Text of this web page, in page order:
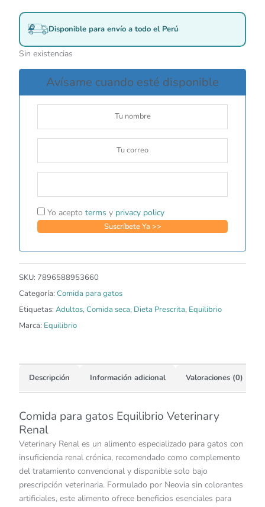
Disponible para envío a todo el Perú
Sin existencias
Avísame cuando esté disponible
Yo acepto terms y privacy policy
SKU: 7896588953660
Categoría: Comida para gatos
Etiquetas: Adultos,Comida seca, Dieta Prescrita, Equilibrio
Marca: Equilibrio
Descripción Información adicional Valoraciones (0)
Comida para gatos Equilibrio Veterinary
Renal
Veterinary Renal es un alimento especializado para gatos con
insuficiencia renal crónica, recomendado como complemento
del tratamiento convencional y disponible solo bajo
prescripción veterinaria. Formulado por Neovia sin colorantes
artificiales, este alimento ofrece beneficios esenciales para